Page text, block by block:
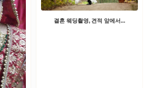
결혼 웨딩촬영, 견적 앞에서...